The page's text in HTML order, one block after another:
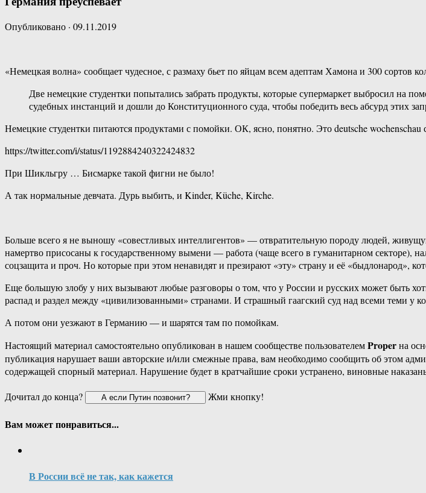
Опубликовано · 09.11.2019
«Немецкая волна» сообщает чудесное, с размаху бьет по яйцам всем адептам Хамона и 300 сортов
Две немецкие студентки попытались забрать продукты, которые супермаркет выбросил
судебных инстанций и дошли до Конституционного суда, чтобы победить весь абсурд этих
Немецкие студентки питаются продуктами с помойки. ОК, ясно, понятно. Это deutsche
https://twitter.com/i/status/1192884240322424832
При Шикльгру … Бисмарке такой фигни не было!
А так нормальные девчата. Дурь выбить, и Kinder, Küche, Kirche.
Больше всего я не выношу «совестливых интеллигентов» — отвратительную породу людей,
намертво присосаны к государственному вымени — работа (чаще всего в гуманитарном секторе),
соцзащита и проч. Но которые при этом ненавидят и презирают «эту» страну и её «быдлонарод»,
Еще большую злобу у них вызывают любые разговоры о том, что у России и русских может быть
распад и раздел между «цивилизованными» странами. И страшный гаагский суд над всеми теми у
А потом они уезжают в Германию — и шарятся там по помойкам.
Настоящий материал самостоятельно опубликован в нашем сообществе пользователемProperна
публикация нарушает ваши авторские и/или смежные права, вам необходимо сообщить об этом
содержащей спорный материал. Нарушение будет в кратчайшие сроки устранено, виновные
Дочитал до конца?
Жми кнопку!
Вам может понравиться...
В России всё не так, как кажется